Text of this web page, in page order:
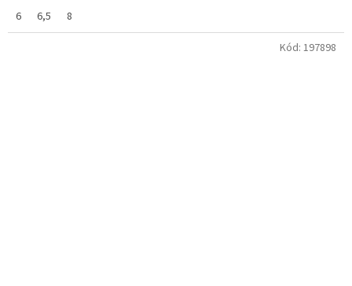
6 6,5 8
Kód: 197898